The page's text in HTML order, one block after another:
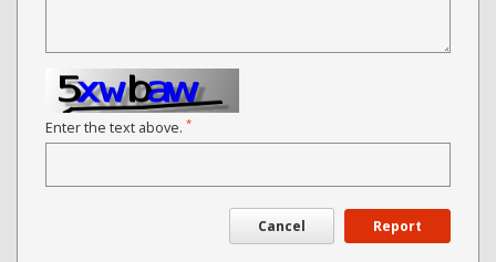
Enter the text above. *
Cancel Report